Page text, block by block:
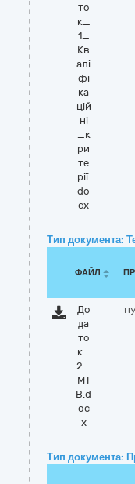
то
к_
1_
Кв
алі
фі
ка
цій
ні
_к
ри
те
рії.
do
cx
Тип документа:
ФАЙЛ
До
да
то
к_
2_
МТ
В.d
oc
x
Тип документа: